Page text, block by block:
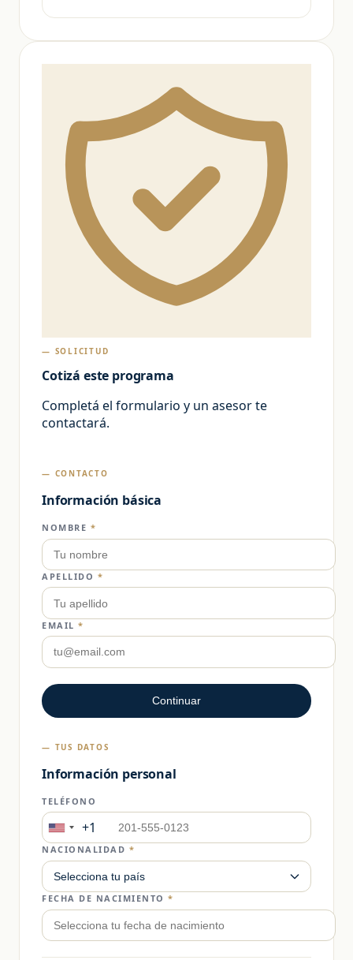
— SOLICITUD
Cotizá este programa
Completá el formulario y un asesor te
contactará.
— CONTACTO
Información básica
NOMBRE *
APELLIDO *
EMAIL*
Continuar
— TUS DATOS
Información personal
TELÉFONO
United
States
+1
+1
NACIONALIDAD *
FECHA DE NACIMIENTO*